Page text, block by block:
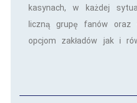
kasynach, w każdej
liczną grupę fanów oraz
opcjom zakładów jak i